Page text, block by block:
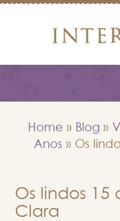
Home » Blog »
Anos » Os
Os lindos 15
Clara